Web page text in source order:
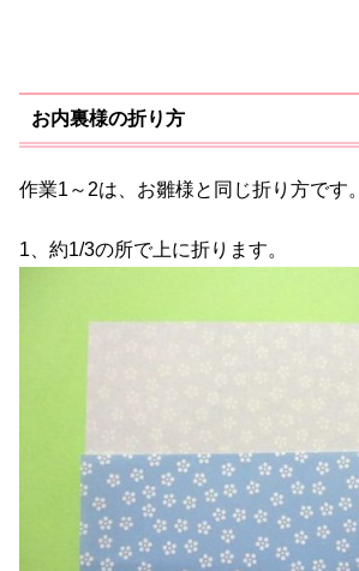
お内裏様の折り方
作業1～2は、お雛様と同じ折り方です。
1、約1/3の所で上に折ります。